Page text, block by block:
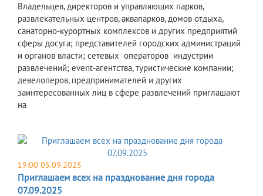
Владельцев, директоров и управляющих парков,
развлекательных центров, аквапарков, домов отдыха,
санаторно-курортных комплексов и других предприятий
сферы досуга; представителей городских администраций
и органов власти; сетевых операторов индустрии
развлечений; event-агентства, туристические компании;
девелоперов, предпринимателей и других
заинтересованных лиц в сфере развлечений приглашают
на
19:00 05.09.2025
Приглашаем всех на празднование дня города
07.09.2025